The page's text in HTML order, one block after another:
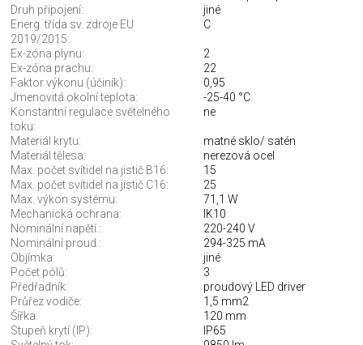
Druh připojení:
jiné
Energ. třída sv. zdroje EU
2019/2015:
C
Ex-zóna plynu:
2
Ex-zóna prachu:
22
Faktor výkonu (účiník):
0,95
Jmenovitá okolní teplota:
-25-40 °C
Konstantní regulace světelného
toku:
ne
Materiál krytu:
matné sklo/ satén
Materiál tělesa:
nerezová ocel
Max. počet svítidel na jistič B16:
15
Max. počet svítidel na jistič C16:
25
Max. výkon systému:
71,1 W
Mechanická ochrana:
IK10
Nominální napětí.:
220-240 V
Nominální proud.:
294-325 mA
Objímka:
jiné
Počet pólů:
3
Předřadník:
proudový LED driver
Průřez vodiče:
1,5 mm2
Šířka:
120 mm
Stupeň krytí (IP):
IP65